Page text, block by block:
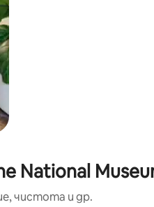
National
чистота и др.